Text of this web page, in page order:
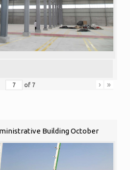
of 7 › »
Building October